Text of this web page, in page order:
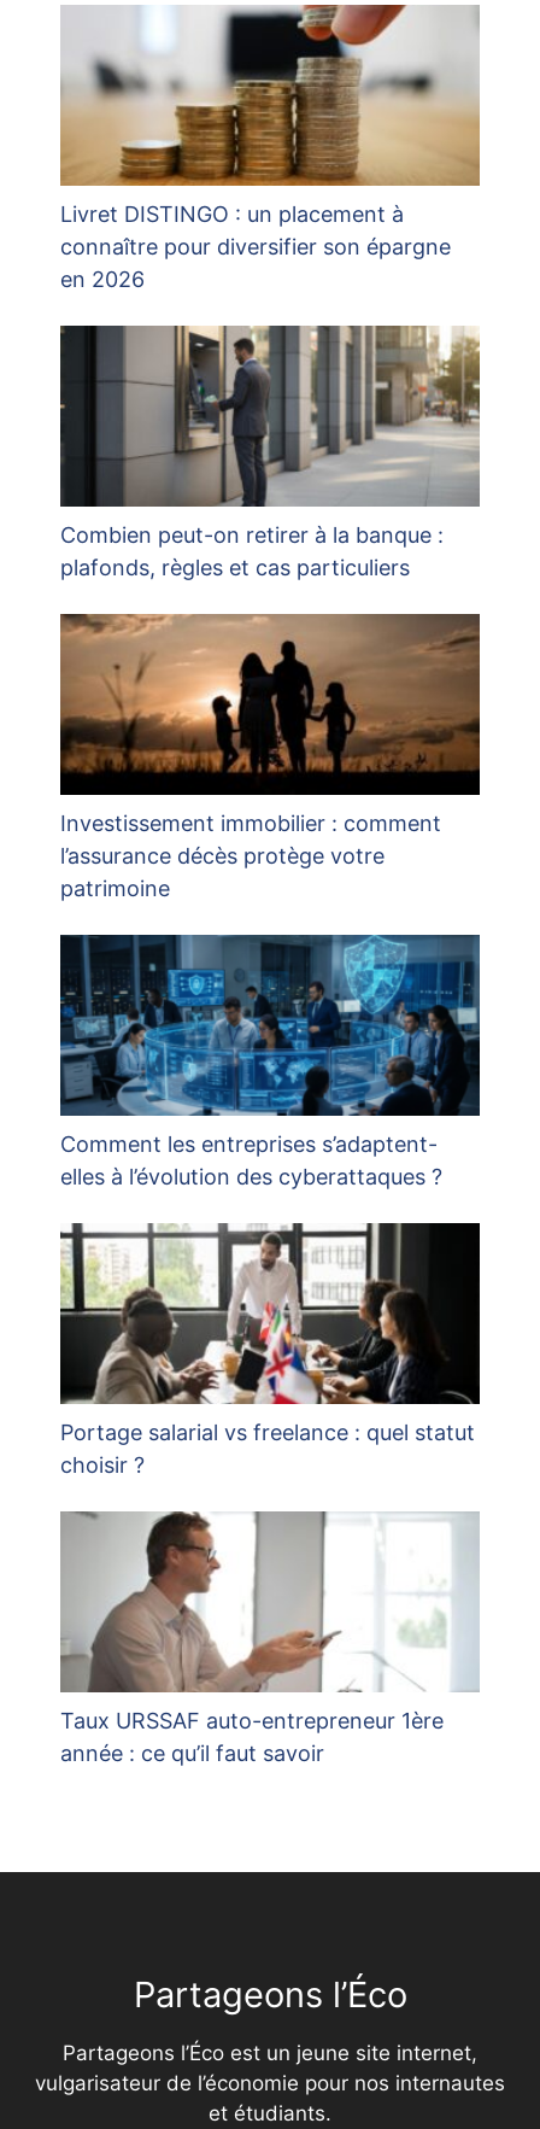
Livret DISTINGO : un placement à
connaître pour diversifier son épargne
en 2026
Combien peut-on retirer à la banque :
plafonds, règles et cas particuliers
Investissement immobilier : comment
l’assurance décès protège votre
patrimoine
Comment les entreprises s’adaptent-
elles à l’évolution des cyberattaques ?
Portage salarial vs freelance : quel statut
choisir ?
Taux URSSAF auto-entrepreneur 1ère
année : ce qu’il faut savoir
Partageons l’Éco
Partageons l’Éco est un jeune site internet,
vulgarisateur de l’économie pour nos internautes
et étudiants.